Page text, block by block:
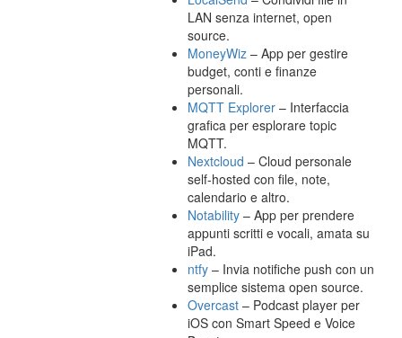
LAN senza internet, open
source.
MoneyWiz – App per gestire
budget, conti e finanze
personali.
MQTT Explorer – Interfaccia
grafica per esplorare topic
MQTT.
Nextcloud – Cloud personale
self-hosted con file, note,
calendario e altro.
Notability – App per prendere
appunti scritti e vocali, amata su
iPad.
ntfy – Invia notifiche push con un
semplice sistema open source.
Overcast – Podcast player per
iOS con Smart Speed e Voice